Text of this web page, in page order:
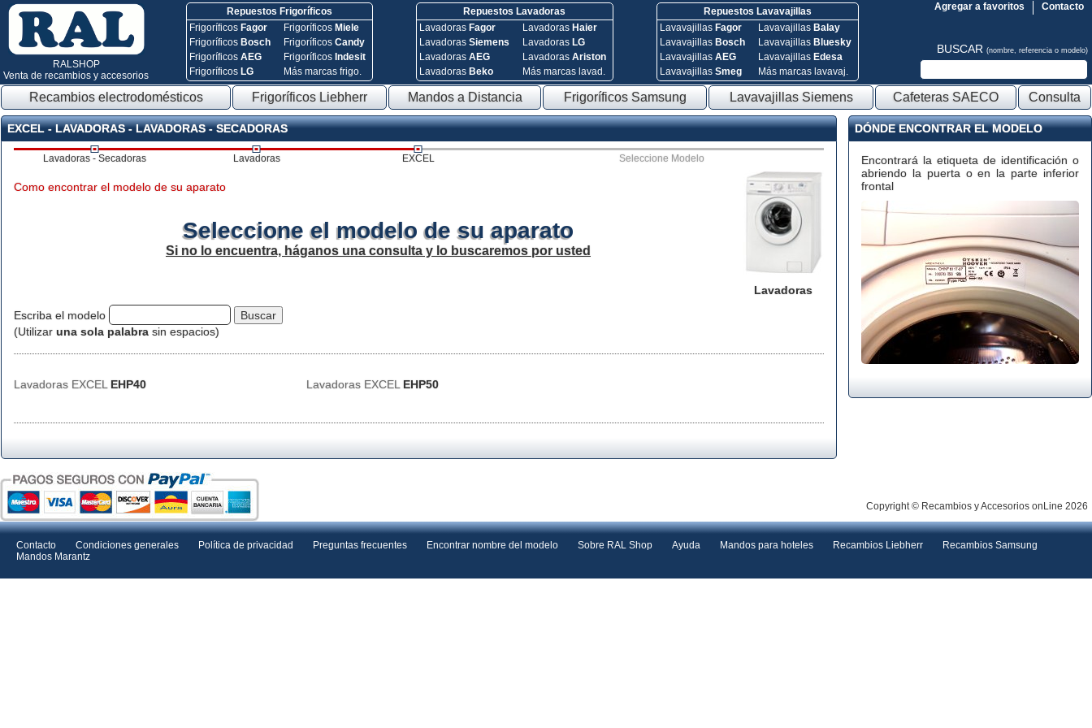
RALSHOP
Venta de recambios y accesorios
Repuestos Frigoríficos
Frigoríficos Fagor
Frigoríficos Bosch
FrigoríficosAEG
Frigoríficos LG
Frigoríficos Miele
FrigoríficosCandy
Frigoríficos Indesit
Más marcas frigo.
Repuestos Lavadoras
Lavadoras Fagor
Lavadoras Siemens
Lavadoras AEG
Lavadoras Beko
Lavadoras Haier
Lavadoras LG
Lavadoras Ariston
Más marcas lavad.
Repuestos Lavavajillas
Lavavajillas Fagor
Lavavajillas Bosch
Lavavajillas AEG
Lavavajillas Smeg
Lavavajillas Balay
Lavavajillas Bluesky
Lavavajillas Edesa
Más marcas lavavaj.
Contacto
Agregar a favoritos
BUSCAR (nombre, referencia o modelo)
Recambios electrodomésticos Frigoríficos Liebherr Mandos a Distancia Frigoríficos Samsung Lavavajillas Siemens Cafeteras SAECO Consulta
EXCEL - LAVADORAS - LAVADORAS - SECADORAS
Lavadoras - Secadoras Lavadoras EXCEL Seleccione Modelo
Lavadoras
Como encontrar el modelo de su aparato
Seleccione el modelo de su aparato
Si no lo encuentra, háganos una consulta y lo buscaremos por usted
Escriba el modelo
(Utilizar una sola palabra sin espacios)
Lavadoras EXCEL EHP40 Lavadoras EXCEL EHP50
DÓNDE ENCONTRAR EL MODELO
Encontrará la etiqueta de identificación o
abriendo la puerta o en la parte inferior
frontal
Copyright © Recambios y Accesorios onLine 2026
Contacto Condiciones generales Política de privacidad Preguntas frecuentes Encontrar nombre del modelo Sobre RAL Shop Ayuda Mandos para hoteles Recambios Liebherr
Recambios Samsung
Mandos Marantz